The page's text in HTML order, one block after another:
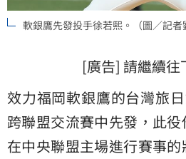
軟銀鷹先發投手徐若熙。（圖／記者
[廣告] 請繼續
效力福岡軟銀鷹的台灣旅
跨聯盟交流賽中先發，此
在中央聯盟主場進行賽事